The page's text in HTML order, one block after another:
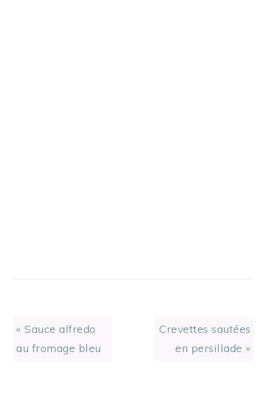
Previous
Post:
« Sauce alfredo
au fromage bleu
Next
Post:
Crevettes sautées
en persillade »